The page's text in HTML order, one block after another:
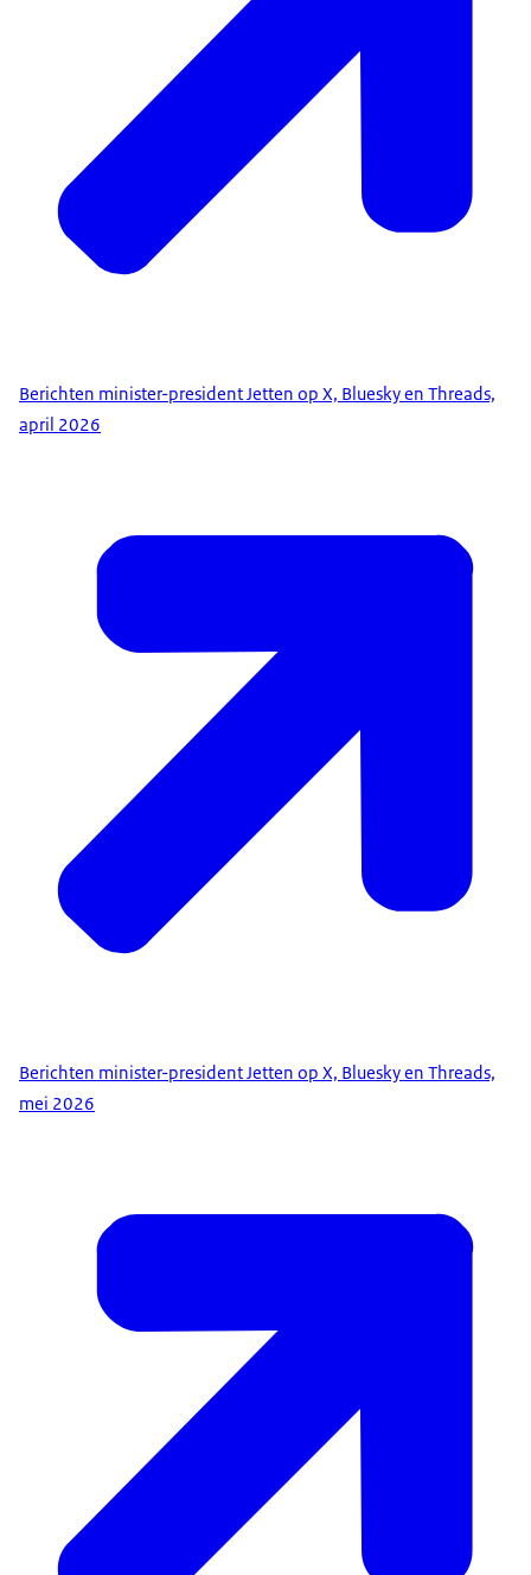
Berichten minister-president Jetten op X, Bluesky en Threads,
april 2026
Berichten minister-president Jetten op X, Bluesky en Threads,
mei 2026